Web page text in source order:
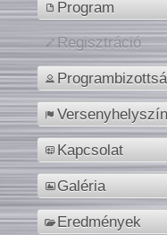
Program
Regisztráció
Versenyhelyszín
Kapcsolat
Galéria
Eredmények